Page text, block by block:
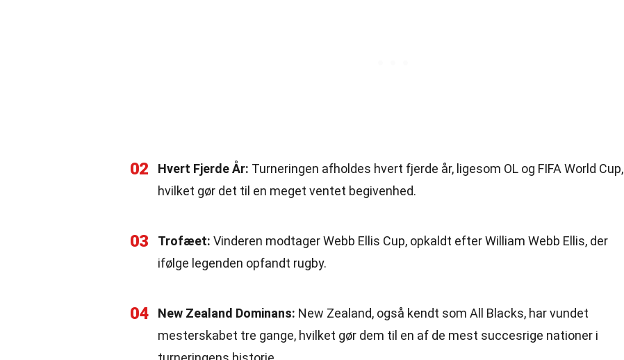
02 Hvert Fjerde År: Turneringen afholdes hvert fjerde år, ligesom OL og FIFA World Cup,
hvilket gør det til en meget ventet begivenhed.
03 Trofæet: Vinderen modtager Webb Ellis Cup, opkaldt efter William Webb Ellis, der
ifølge legenden opfandt rugby.
04 New Zealand Dominans: New Zealand, også kendt som All Blacks, har vundet
mesterskabet tre gange, hvilket gør dem til en af de mest succesrige nationer i